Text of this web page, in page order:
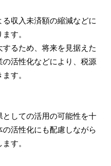
収入未済額の縮減などに
す。
るため、将来を見据えた
活性化などにより、税源
す。
しての活用の可能性を十
活性化にも配慮しながら
す。